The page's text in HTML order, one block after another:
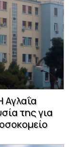
Αγλαΐα
της για